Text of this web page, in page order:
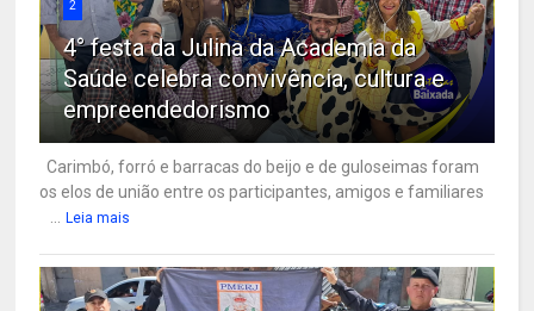
2
4° festa da Julina da Academia da
Saúde celebra convivência, cultura e
empreendedorismo
Carimbó, forró e barracas do beijo e de guloseimas foram
os elos de união entre os participantes, amigos e familiares
Leia mais